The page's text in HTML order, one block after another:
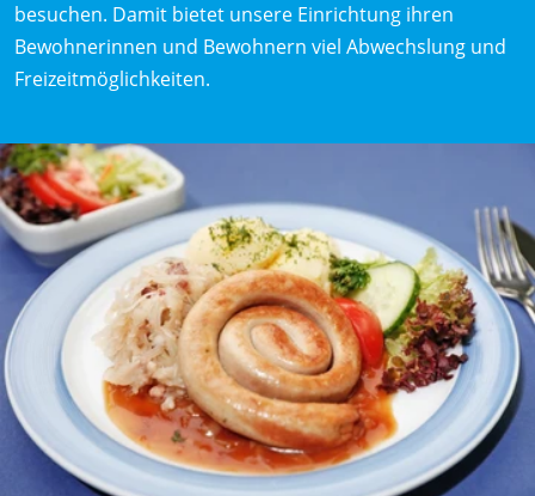
besuchen. Damit bietet unsere Einrichtung ihren
Bewohnerinnen und Bewohnern viel Abwechslung und
Freizeitmöglichkeiten.